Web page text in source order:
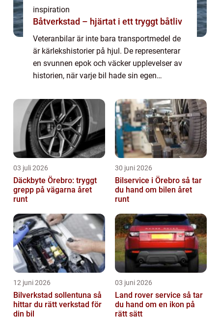
inspiration
Båtverkstad – hjärtat i ett tryggt båtliv
Veteranbilar är inte bara transportmedel de
är kärlekshistorier på hjul. De representerar
en svunnen epok och väcker upplevelser av
historien, när varje bil hade sin egen
03 juli 2026
Däckbyte Örebro: tryggt
grepp på vägarna året
runt
30 juni 2026
Bilservice i Örebro så tar
du hand om bilen året
runt
12 juni 2026
Bilverkstad sollentuna så
hittar du rätt verkstad för
din bil
03 juni 2026
Land rover service så tar
du hand om en ikon på
rätt sätt